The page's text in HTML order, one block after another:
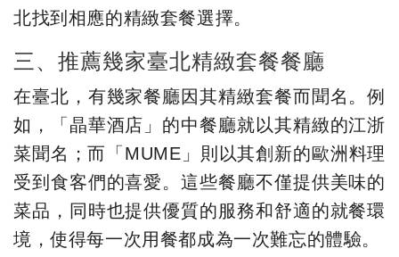
北找到相應的精緻套餐選擇。
三、推薦幾家臺北精緻套餐餐廳
在臺北，有幾家餐廳因其精緻套餐而聞名。例
如，「晶華酒店」的中餐廳就以其精緻的江浙
菜聞名；而「MUME」則以其創新的歐洲料理
受到食客們的喜愛。這些餐廳不僅提供美味的
菜品，同時也提供優質的服務和舒適的就餐環
境，使得每一次用餐都成為一次難忘的體驗。